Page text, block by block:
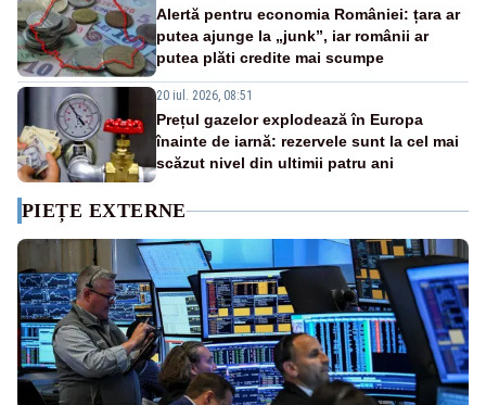
Alertă pentru economia României: țara ar
putea ajunge la „junk”, iar românii ar
putea plăti credite mai scumpe
20 iul. 2026, 08:51
Prețul gazelor explodează în Europa
înainte de iarnă: rezervele sunt la cel mai
scăzut nivel din ultimii patru ani
PIEȚE EXTERNE